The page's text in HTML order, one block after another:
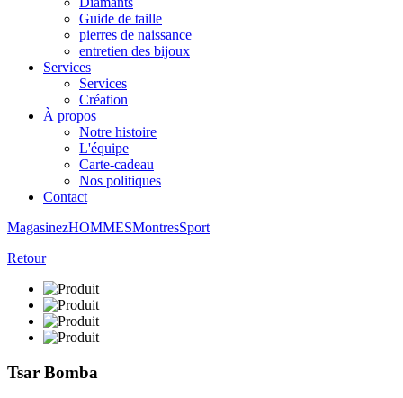
Guide de taille
pierres de naissance
entretien des bijoux
Services
Services
Création
À propos
Notre histoire
L'équipe
Carte-cadeau
Nos politiques
Contact
MagasinezHOMMESMontresSport
Retour
Tsar Bomba